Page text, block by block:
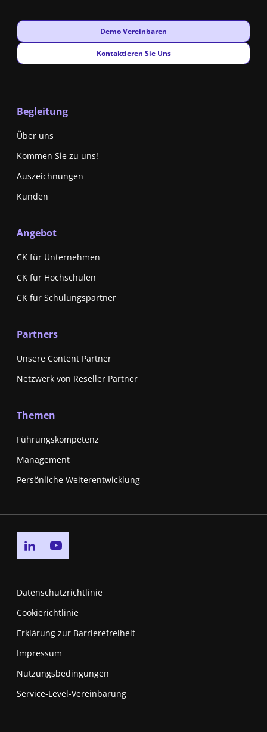
New window
Demo Vereinbaren
New window
Kontaktieren Sie Uns
Begleitung
Über uns
Kommen Sie zu uns!
Auszeichnungen
Kunden
Angebot
CK für Unternehmen
CK für Hochschulen
CK für Schulungspartner
Partners
Unsere Content Partner
Netzwerk von Reseller Partner
Themen
Führungskompetenz
Management
Persönliche Weiterentwicklung
Go to linkedin page
Datenschutzrichtlinie
Cookierichtlinie
Erklärung zur Barrierefreiheit
Impressum
Nutzungsbedingungen
New window
Service-Level-Vereinbarung